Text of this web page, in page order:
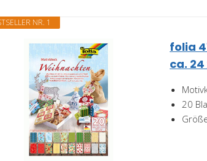
NR. 1
folia
ca.
20